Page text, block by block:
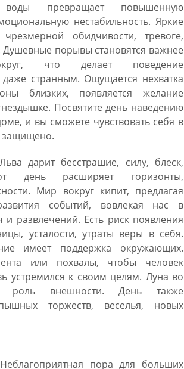
превращает повышенную
нестабильность. Яркие
обидчивости, тревоге,
Душевные порывы становятся важнее
что делает поведение
странным. Ощущается нехватка
близких, появляется желание
Посвятите день наведению
и вы сможете чувствовать себя в
защищено.
дарит бесстрашие, силу, блеск,
день расширяет горизонты,
Мир вокруг кипит, предлагая
событий, вовлекая нас в
и развлечений. Есть риск появления
усталости, утраты веры в себя.
имеет поддержка окружающих.
или похвалы, чтобы человек
устремился к своим целям. Луна во
роль внешности. День также
торжеств, веселья, новых
пора для больших